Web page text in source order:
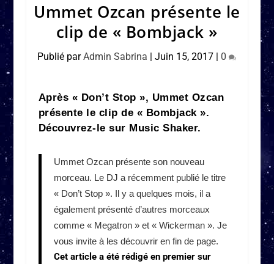
Ummet Ozcan présente le
clip de « Bombjack »
Publié parAdmin Sabrina |Juin 15, 2017 | 0
Après « Don’t Stop », Ummet Ozcan
présente le clip de « Bombjack ».
Découvrez-le sur Music Shaker.
Ummet Ozcan présente son nouveau
morceau. Le DJ a récemment publié le titre
« Don’t Stop ». Il y a quelques mois, il a
également présenté d’autres morceaux
comme « Megatron » et « Wickerman ». Je
vous invite à les découvrir en fin de page.
Cet article a été rédigé en premier sur